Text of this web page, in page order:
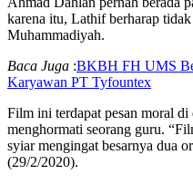
karena itu, Lathif berharap
Muhammadiyah.
Baca Juga :BKBH FH UMS
Karyawan PT Tyfountex
Film ini terdapat pesan moral
menghormati seorang guru.
syiar mengingat besarnya dua
(29/2/2020).